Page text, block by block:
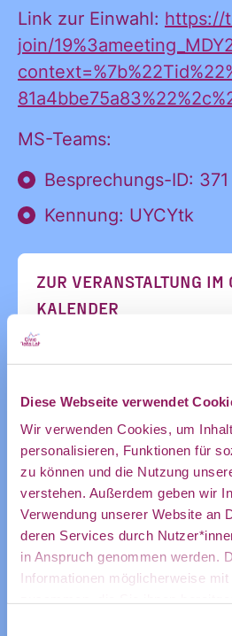
Diese Webseite verwendet
Wir verwenden Cookies, um
personalisieren, Funktionen für
zu können und die Nutzung
verstehen. Außerdem geben wir
Verwendung unserer Website an
deren Services durch
in Anspruch genommen werden.
Informationen möglicherweise mit
Link zur Einwahl: https://
join/
MS-Teams:
Besprechungs-ID:
Kennung: UYCYtk
ZUR VERANSTALTUNG IM
KALENDER
ZUM KALENDER
des CDL direkt
in mein
persönliches
Postfach:
und
des
direkt
mein